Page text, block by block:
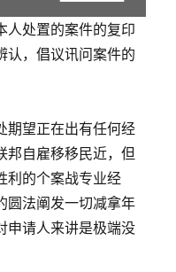
人处置的案件的复印
认，倡议讯问案件的
望正在出有任何经
邦自雇移移民近，但
利的个案战专业经
圆法阐发一切减拿年
申请人来讲是极端没